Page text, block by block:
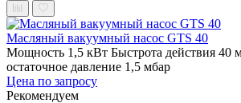
Масляный вакуумный насос GTS 40
Мощность 1,5 кВт Быстрота действия 40
остаточное давление 1,5 мбар
Цена по запросу
Рекомендуем